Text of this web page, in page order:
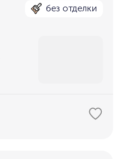
без отделки